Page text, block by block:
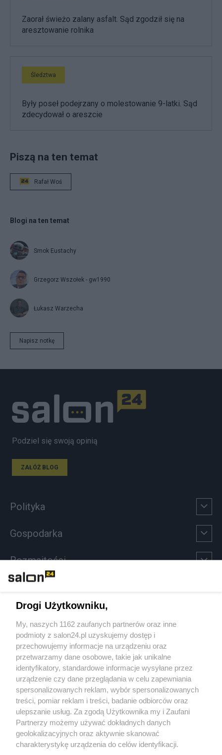
Zaorał świeżo zalany asfalt. Sąd zgodził się na
aresztowanie rolnika
Śledztwa
Były poseł podejrzany o molestowanie 9-latki. Sąd
zdecydował o areszcie
Piszą na ten temat
Rafał Woś
Blogi na ten temat
Smok Eustachy
Grzegorz Wszołek - gw1990
Łukasz Warzecha
Napisz notkę
Podziel się swoją opinią
ZAŁÓŻ BLOG
Polityka
Gospodarka
Rozmaitości
Sport
Społeczeństwo
Kultura
X Facebook Instagram Youtube
Drogi Użytkowniku,
My, naszych 1162 zaufanych partnerów oraz inne
podmioty z salon24.pl uzyskujemy dostęp i
przechowujemy informacje na urządzeniu oraz
przetwarzamy dane osobowe, takie jak unikalne
identyfikatory, standardowe informacje wysyłane przez
urządzenie czy dane przeglądania w celu zapewniania
spersonalizowanych reklam, wybór spersonalizowanych
treści, pomiar reklam i treści, badanie odbiorców oraz
ulepszanie usług. Za zgodą Użytkownika my i Zaufani
Partnerzy możemy używać dokładnych danych
geolokalizacyjnych oraz aktywnie skanować
charakterystykę urządzenia do celów identyfikacji.